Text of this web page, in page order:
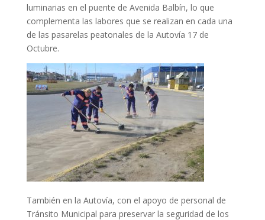
luminarias en el puente de Avenida Balbín, lo que
complementa las labores que se realizan en cada una
de las pasarelas peatonales de la Autovía 17 de
Octubre.
También en la Autovía, con el apoyo de personal de
Tránsito Municipal para preservar la seguridad de los